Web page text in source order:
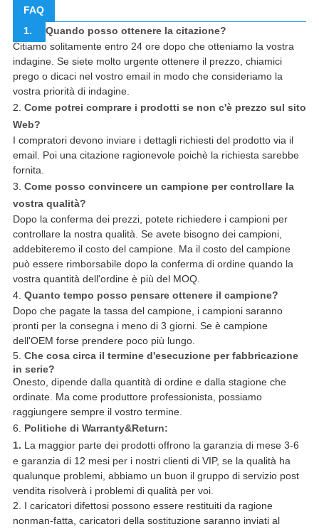
FAQ
1.
Quando posso ottenere la citazione?
Citiamo solitamente entro 24 ore dopo che otteniamo la vostra
indagine. Se siete molto urgente ottenere il prezzo, chiamici
prego o dicaci nel vostro email in modo che consideriamo la
vostra priorità di indagine.
2. Come potrei comprare i prodotti se non c'è prezzo sul sito
Web?
I compratori devono inviare i dettagli richiesti del prodotto via il
email. Poi una citazione ragionevole poichè la richiesta sarebbe
fornita.
3. Come posso convincere un campione per controllare la
vostra qualità?
Dopo la conferma dei prezzi, potete richiedere i campioni per
controllare la nostra qualità. Se avete bisogno dei campioni,
addebiteremo il costo del campione. Ma il costo del campione
può essere rimborsabile dopo la conferma di ordine quando la
vostra quantità dell'ordine è più del MOQ.
4. Quanto tempo posso pensare ottenere il campione?
Dopo che pagate la tassa del campione, i campioni saranno
pronti per la consegna i meno di 3 giorni. Se è campione
dell'OEM forse prendere poco più lungo.
5. Che cosa circa il termine d'esecuzione per fabbricazione
in serie?
Onesto, dipende dalla quantità di ordine e dalla stagione che
ordinate. Ma come produttore professionista, possiamo
raggiungere sempre il vostro termine.
6. Politiche di Warranty&Return:
1. La maggior parte dei prodotti offrono la garanzia di mese 3-6
e garanzia di 12 mesi per i nostri clienti di VIP, se la qualità ha
qualunque problemi, abbiamo un buon il gruppo di servizio post
vendita risolverà i problemi di qualità per voi.
2. I caricatori difettosi possono essere restituiti da ragione
nonman-fatta, caricatori della sostituzione saranno inviati al